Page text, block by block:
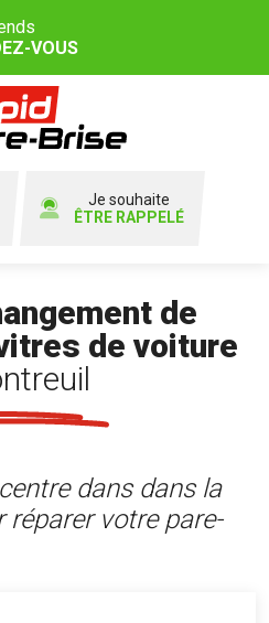
VOUS
Je souhaite
ÊTRE RAPPELÉ
de
de voiture
dans dans la
réparer votre pare-